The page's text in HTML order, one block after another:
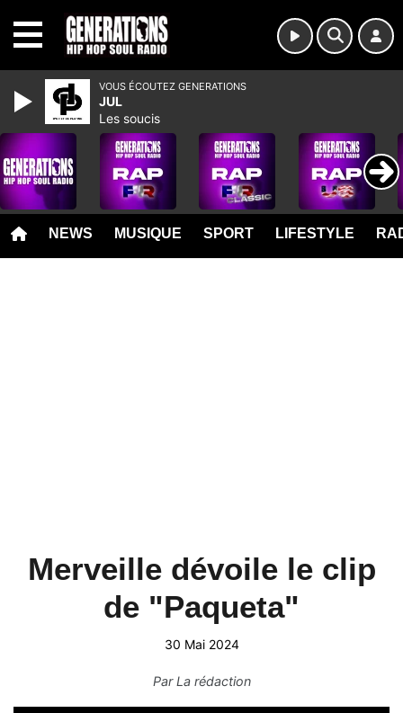
NEWS MUSIQUE SPORT LIFESTYLE
Merveille dévoile le clip
de "Paqueta"
30 Mai 2024
ParLa rédaction
VOUS ÉCOUTEZ GENERATIONS
JUL
Les soucis